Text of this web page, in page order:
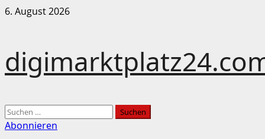
Zum
6. August 2026
Hauptmenü
Suchen
nach:
Abonnieren